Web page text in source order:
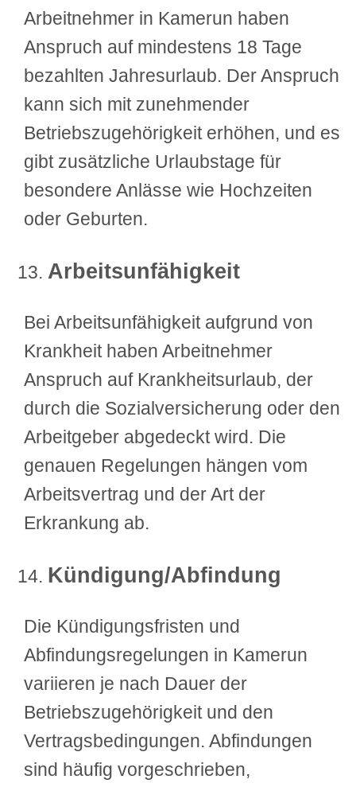
Arbeitnehmer in Kamerun haben
Anspruch auf mindestens 18 Tage
bezahlten Jahresurlaub. Der Anspruch
kann sich mit zunehmender
Betriebszugehörigkeit erhöhen, und es
gibt zusätzliche Urlaubstage für
besondere Anlässe wie Hochzeiten
oder Geburten.
Arbeitsunfähigkeit
Bei Arbeitsunfähigkeit aufgrund von
Krankheit haben Arbeitnehmer
Anspruch auf Krankheitsurlaub, der
durch die Sozialversicherung oder den
Arbeitgeber abgedeckt wird. Die
genauen Regelungen hängen vom
Arbeitsvertrag und der Art der
Erkrankung ab.
Kündigung/Abfindung
Die Kündigungsfristen und
Abfindungsregelungen in Kamerun
variieren je nach Dauer der
Betriebszugehörigkeit und den
Vertragsbedingungen. Abfindungen
sind häufig vorgeschrieben,